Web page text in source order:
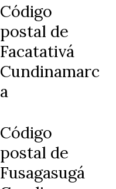
Código
postal de
Facatativá
Cundinamarc
a
Código
postal de
Fusagasugá